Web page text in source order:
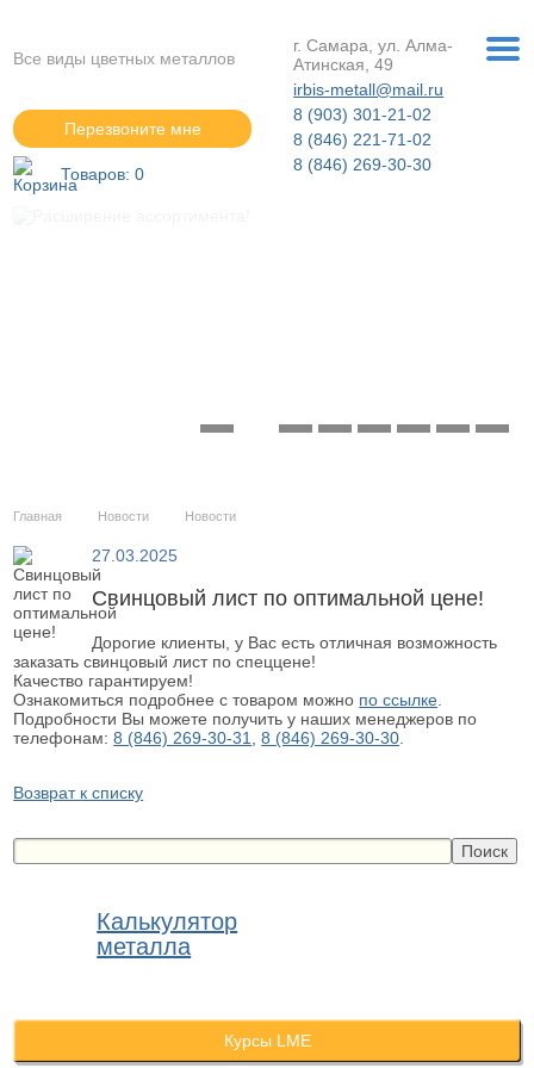
Все виды цветных металлов
г. Самара, ул. Алма-
Атинская, 49
irbis-metall@mail.ru
8 (903) 301-21-02
8 (846) 221-71-02
8 (846) 269-30-30
Перезвоните мне
Товаров:0
Калькулятор
металла
Курсы LME
Главная Новости Новости
27.03.2025
Свинцовый лист по оптимальной цене!
Дорогие клиенты, у Вас есть отличная возможность
заказать свинцовый лист по спеццене!
Качество гарантируем!
Ознакомиться подробнее с товаром можно по ссылке
Подробности Вы можете получить у наших менеджеров по
телефонам:8 (846) 269-30-31 ,8 (846) 269-30-30
Возврат к списку